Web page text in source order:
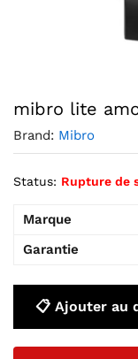
mibro lite
Brand: Mibro
Status: Rupture de
Marque
Garantie
📋 Ajouter au